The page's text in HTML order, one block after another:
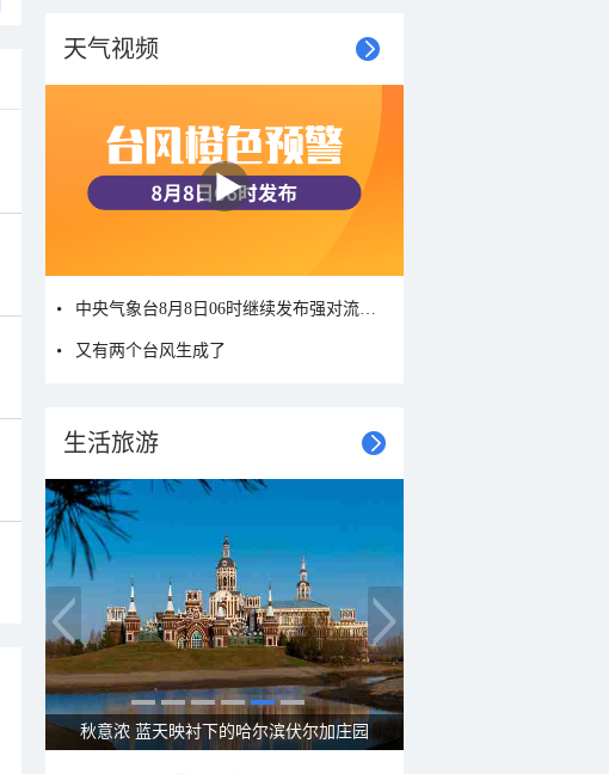
天气视频
又有两个台风生成了
生活旅游
秋意浓 蓝天映衬下的哈尔滨伏尔加庄园